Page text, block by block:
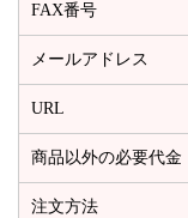
FAX番号
メールアドレス
URL
商品以外の必要代金
注文方法